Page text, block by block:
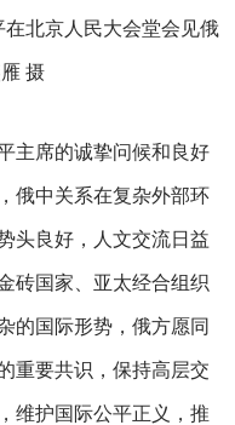
北京人民大会堂会见俄
摄
主席的诚挚问候和良好
俄中关系在复杂外部环
头良好，人文交流日益
砖国家、亚太经合组织
的国际形势，俄方愿同
重要共识，保持高层交
维护国际公平正义，推